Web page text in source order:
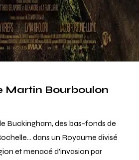
Martin Bourboulon
Buckingham, des bas-fonds de
dans un Royaume divisé
et menacé d’invasion par